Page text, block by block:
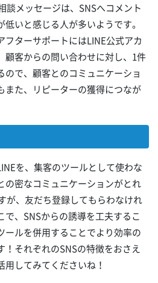
談メッセージは、SNSへコメント
いと感じる人が多いようです。
フターサポートにはLINE公式アカ
顧客からの問い合わせに対し、1件
ので、顧客とのコミュニケーショ
また、リピーターの獲得につなが
を、集客のツールとして使わな
の密なコミュニケーションがとれ
が、友だち登録してもらわなけれ
で、SNSからの誘導を工夫するこ
ールを併用することでより効率の
！それぞれのSNSの特徴をおさえ
してみてくださいね！